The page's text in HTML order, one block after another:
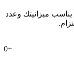
ميزانيتك وعدد
0+